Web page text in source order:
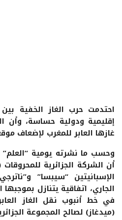
احتدمت حرب الغاز الخفية بين
إقليمية ودولية حساسة، وأن
غازها العابر للمغرب لإضعاف
وحسب ما نشرته يومية
أن الشركة الجزائرية
الإسبانيتين “سيبسا”
الجاري، اتفاقية يتنازل
في خط أنبوب نقل الغاز
(ميدغاز) لصالح المجموعة